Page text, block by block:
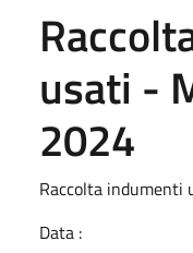
usati -
2024
Raccolta indumenti
Data :